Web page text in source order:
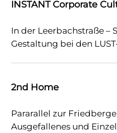
INSTANT Corporate
In der Leerbachstraße –
Gestaltung bei den
2nd Home
Pararallel zur
Ausgefallenes und